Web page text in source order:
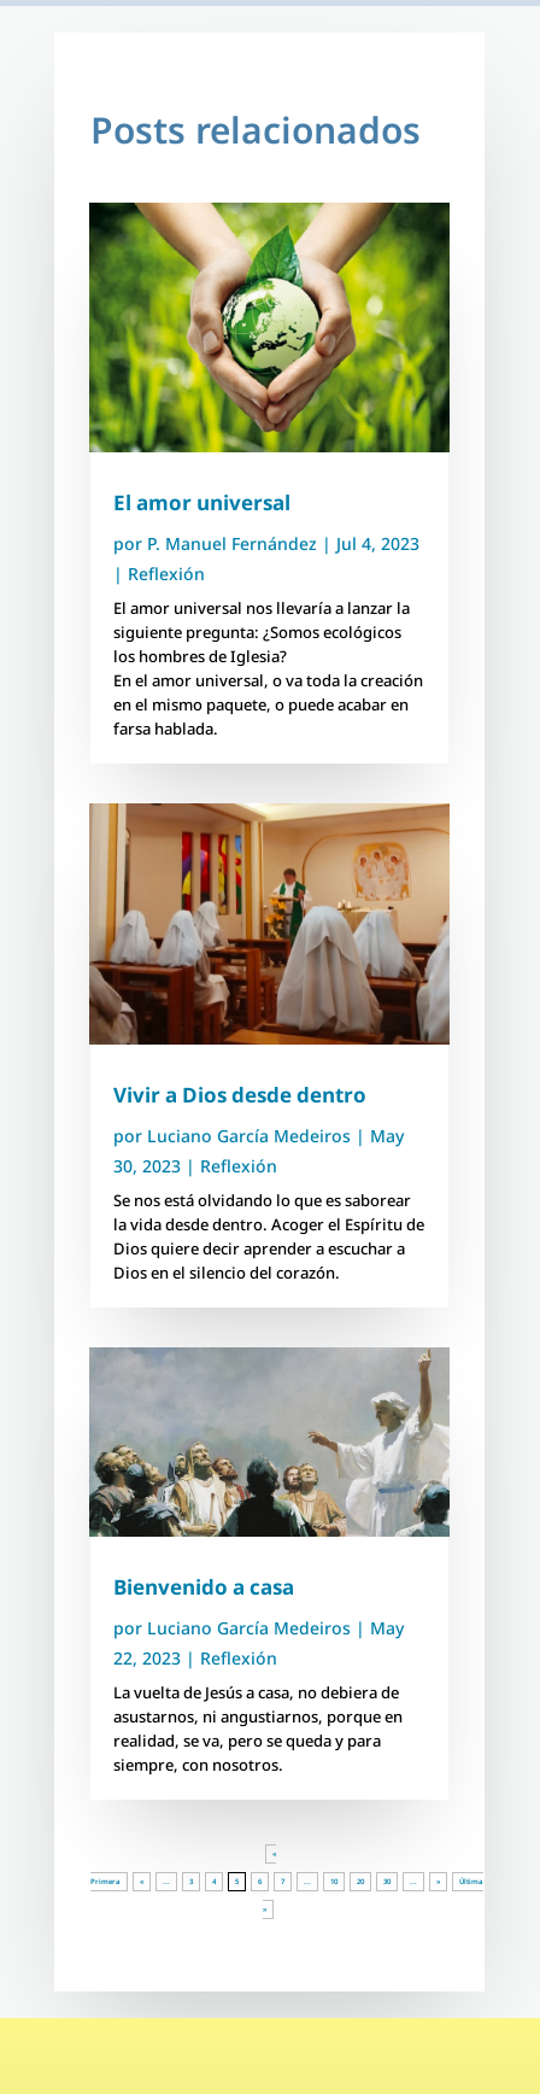
Posts relacionados
El amor universal
por P. Manuel Fernández | Jul 4, 2023
| Reflexión
El amor universal nos llevaría a lanzar la
siguiente pregunta: ¿Somos ecológicos
los hombres de Iglesia?
En el amor universal, o va toda la creación
en el mismo paquete, o puede acabar en
farsa hablada.
Vivir a Dios desde dentro
por Luciano García Medeiros| May
30, 2023| Reflexión
Se nos está olvidando lo que es saborear
la vida desde dentro. Acoger el Espíritu de
Dios quiere decir aprender a escuchar a
Dios en el silencio del corazón.
Bienvenido a casa
por Luciano García Medeiros| May
22, 2023| Reflexión
La vuelta de Jesús a casa, no debiera de
asustarnos, ni angustiarnos, porque en
realidad, se va, pero se queda y para
siempre, con nosotros.
«
Primera « ... 3 4 5 6 7 ... 10 20 30 ... » Última
»